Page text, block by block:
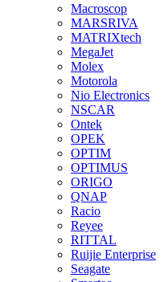
Macroscop
MARSRIVA
MATRIXtech
MegaJet
Molex
Motorola
Nio Electronics
NSCAR
Ontek
OPEK
OPTIM
OPTIMUS
ORIGO
QNAP
Racio
Reyee
RITTAL
Ruijie Enterprise
Seagate